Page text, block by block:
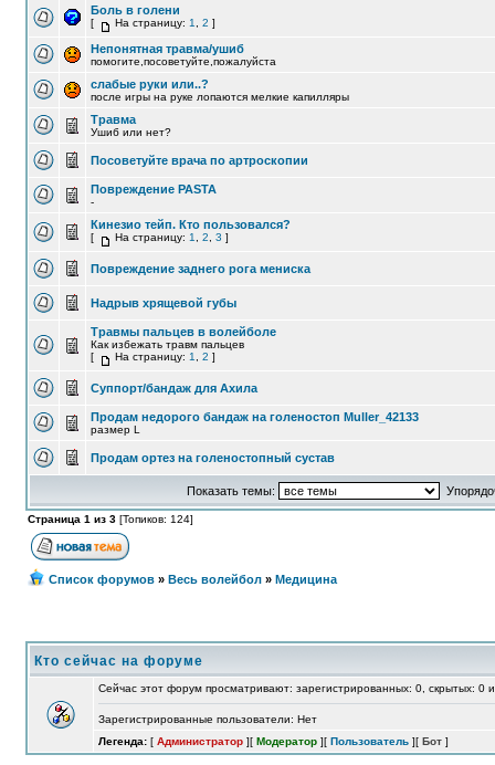
Боль в голени
[ На страницу: 1 2 ]
Непонятная травма/ушиб
помогите,посоветуйте,пожалуйста
слабые руки или..?
после игры на руке лопаются мелкие капилляры
Травма
Ушиб или нет?
Посоветуйте врача по артроскопии
Повреждение PASTA
-
Кинезио тейп. Кто пользовался?
[ На страницу: 1 2 3 ]
Повреждение заднего рога мениска
Надрыв хрящевой губы
Травмы пальцев в волейболе
Как избежать травм пальцев
[
На страницу: 1 2 ]
Суппорт/бандаж для Ахила
Продам недорого бандаж на голеностоп Muller_42133
размер L
Продам ортез на голеностопный сустав
Показать темы:
Страница 1 из 3 [Топиков: 124]
Список форумов » Весь волейбол » Медицина
Кто сейчас на форуме
Сейчас этот форум просматривают: зарегистрированных: 0, скрытых: 0
Зарегистрированные пользователи: Нет
Легенда: [ Администратор ][ Модератор ][ Пользователь ][ Бот ]